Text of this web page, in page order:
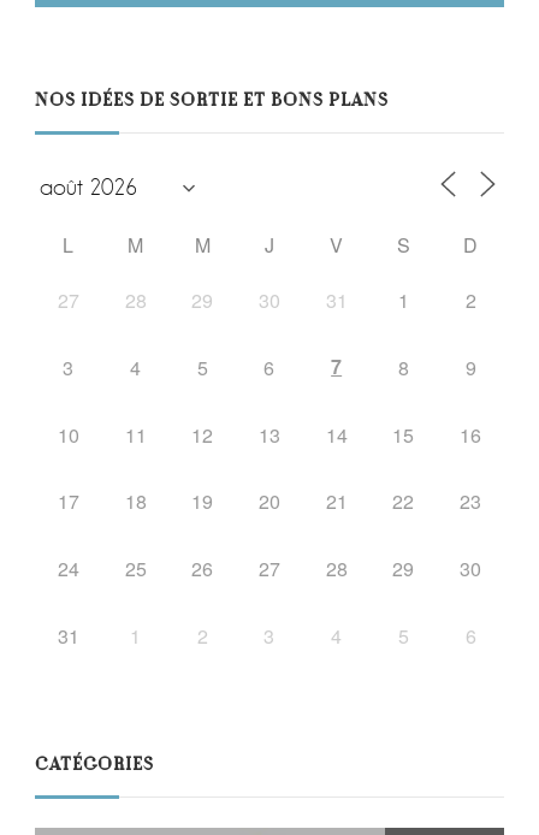
NOS IDÉES DE SORTIE ET BONS PLANS
L M M J V S
D
27
28 29 30 31 1 2
3 4 5 6 7 8 9
10 11 12 13 14 15 16
17 18 19 20 21 22 23
24 25 26 27 28 29 30
31 1 2 3 4 5 6
CATÉGORIES